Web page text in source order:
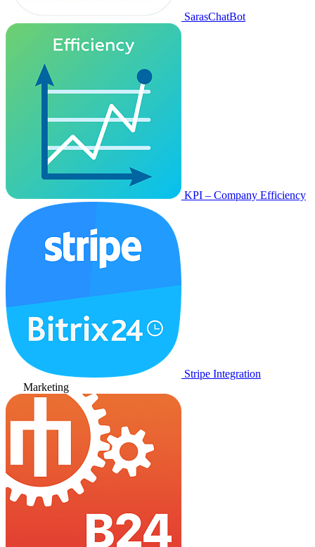
SarasChatBot
KPI – Company Efficiency
Stripe Integration
Marketing